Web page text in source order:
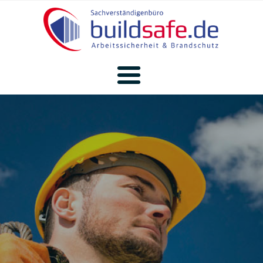
­auf Baustellen
SCHADSTOFFE
Sanierungsbegleitung
EXTERNE SIFA
Unternehmensbetreuung